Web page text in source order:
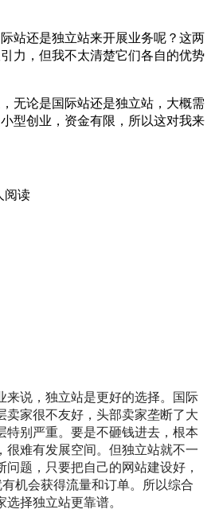
站还是独立站来开展业务呢？这两
力，但我不太清楚它们各自的优势
无论是国际站还是独立站，大概需
型创业，资金有限，所以这对我来
阅读
来说，独立站是更好的选择。国际
卖家很不友好，头部卖家垄断了大
特别严重。要是不砸钱进去，根本
很难有发展空间。但独立站就不一
题，只要把自己的网站建设好，
机会获得流量和订单。所以综合
择独立站更靠谱。